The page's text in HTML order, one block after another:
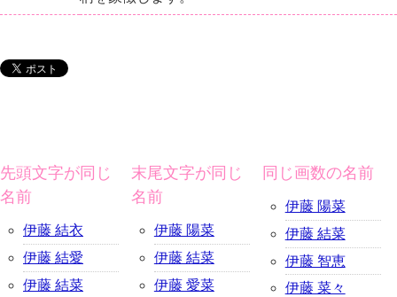
先頭文字が同じ
名前
伊藤 結衣
伊藤 結愛
伊藤 結菜
末尾文字が同じ
名前
伊藤 陽菜
伊藤 結菜
伊藤 愛菜
同じ画数の名前
伊藤 陽菜
伊藤 結菜
伊藤 智恵
伊藤 菜々